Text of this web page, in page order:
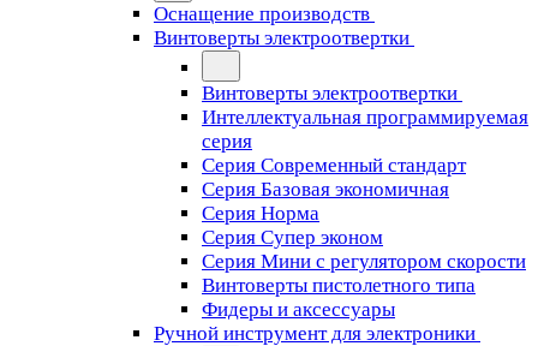
Оснащение производств
Винтоверты электроотвертки
Винтоверты электроотвертки
Интеллектуальная программируемая
серия
Серия Современный стандарт
Серия Базовая экономичная
Серия Норма
Серия Cупер эконом
Серия Мини с регулятором скорости
Винтоверты пистолетного типа
Фидеры и аксессуары
Ручной инструмент для электроники